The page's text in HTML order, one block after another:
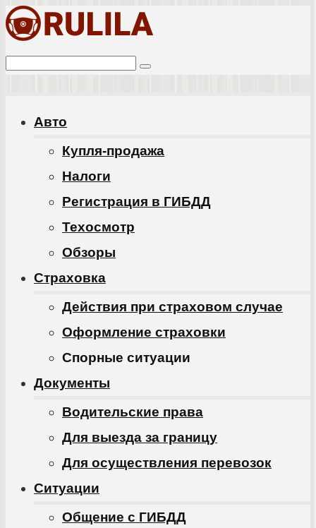
Перейти
контенту
Поиск:
Авто
Купля-продажа
Налоги
Регистрация в ГИБДД
Техосмотр
Обзоры
Cтраховка
Действия при страховом случае
Оформление страховки
Спорные ситуации
Документы
Водительские права
Для выезда за границу
Для осуществления перевозок
Ситуации
Общение с ГИБДД